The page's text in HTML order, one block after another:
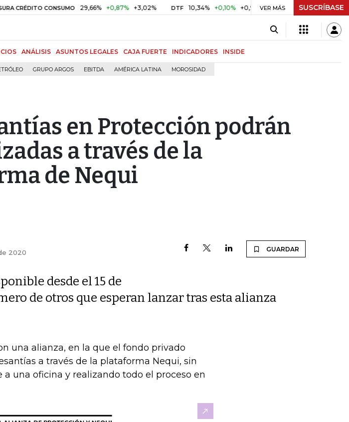
CONSUMO 29,66% +0,87% +3,02% DTF 10,34% +0,10% +0,98% UVR $ 416,91 +$ 0,05 +0,01%
VER MÁS SUSCRÍBASE
ANÁLISIS ASUNTOS LEGALES CAJA FUERTE INDICADORES INSIDE
GRUPO ARGOS EBITDA AMÉRICA LATINA MOROSIDAD
en Protección podrán
a través de la
de Nequi
2020 GUARDAR
desde el 15 de
de otros que esperan lanzar tras esta alianza
una alianza, en la que el fondo privado
a través de la plataforma Nequi, sin
a una oficina y realizando todo el proceso en